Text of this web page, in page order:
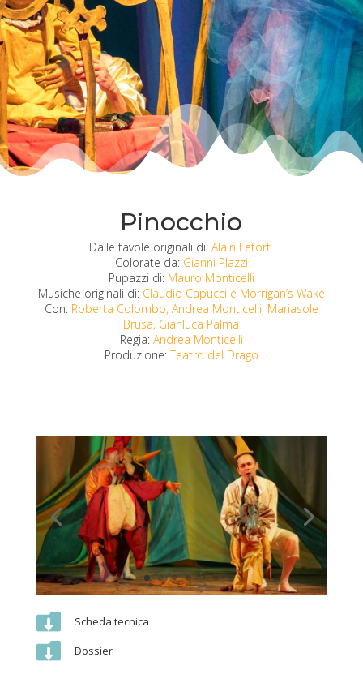
Pinocchio
Dalle tavole originali di: Alain Letort.
Colorate da: Gianni Plazzi
Pupazzi di: Mauro Monticelli
Musiche originali di: Claudio Capucci e Morrigan’s Wake
Con: Roberta Colombo, Andrea Monticelli, Mariasole
Brusa, Gianluca Palma
Regia: Andrea Monticelli
Produzione:Teatro del Drago
 Scheda tecnica
 Dossier